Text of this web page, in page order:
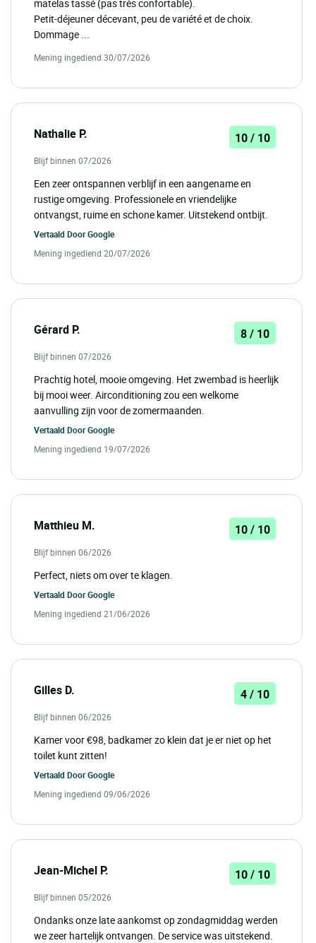
matelas tassé (pas très confortable).
Petit-déjeuner décevant, peu de variété et de choix.
Dommage ...
Mening ingediend 30/07/2026
Nathalie P. 10 / 10
Blijf binnen 07/2026
Een zeer ontspannen verblijf in een aangename en
rustige omgeving. Professionele en vriendelijke
ontvangst, ruime en schone kamer. Uitstekend ontbijt.
Vertaald DoorGoogle
Mening ingediend 20/07/2026
Gérard P. 8 / 10
Blijf binnen 07/2026
Prachtig hotel, mooie omgeving. Het zwembad is heerlijk
bij mooi weer. Airconditioning zou een welkome
aanvulling zijn voor de zomermaanden.
Vertaald DoorGoogle
Mening ingediend 19/07/2026
Matthieu M. 10 / 10
Blijf binnen 06/2026
Perfect, niets om over te klagen.
Vertaald DoorGoogle
Mening ingediend 21/06/2026
Gilles D. 4 / 10
Blijf binnen 06/2026
Kamer voor €98, badkamer zo klein dat je er niet op het
toilet kunt zitten!
Vertaald DoorGoogle
Mening ingediend 09/06/2026
Jean-Michel P. 10 / 10
Blijf binnen 05/2026
Ondanks onze late aankomst op zondagmiddag werden
we zeer hartelijk ontvangen. De service was uitstekend.